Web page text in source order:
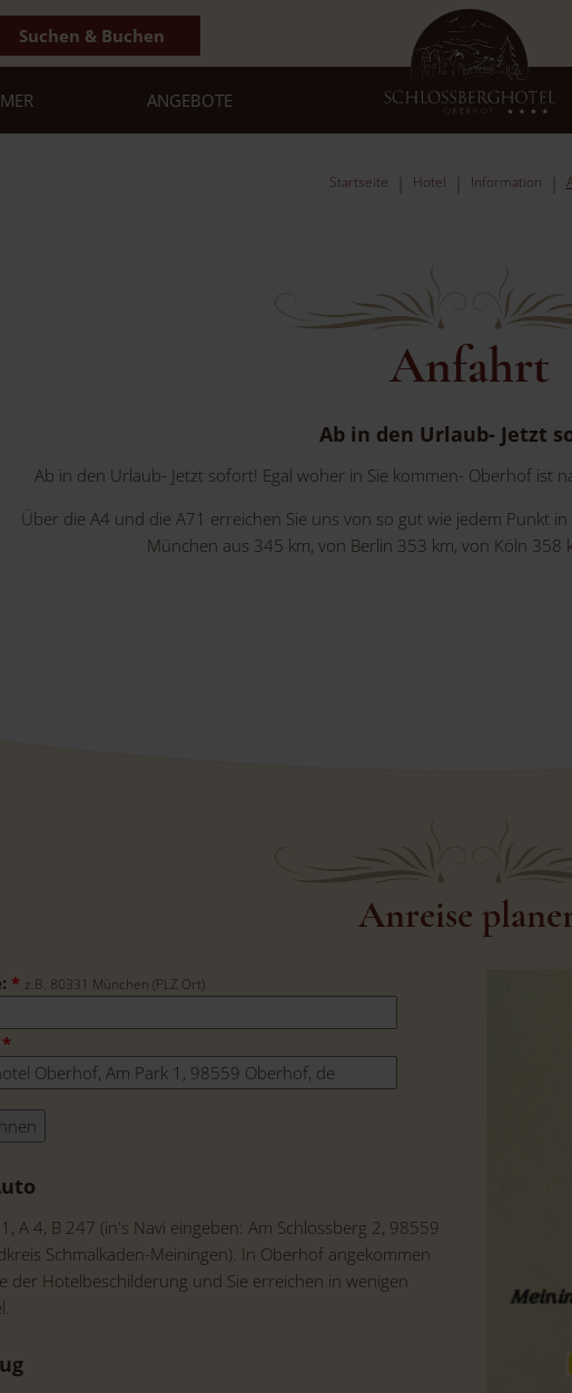
Suchen & Buchen
ANGEBOTE
Startseite Hotel Information
Anfahrt
Ab in den Urlaub- Jetzt
Ab in den Urlaub- Jetzt sofort! Egal woher in Sie kommen- Oberhof ist
Über die A4 und die A71 erreichen Sie uns von so gut wie jedem Punkt
München aus 345 km, von Berlin 353 km, von Köln 358
Anreise
* z.B. 80331 München (PLZ Ort)
*
A 4, B 247 (in's Navi eingeben: Am Schlossberg 2, 98559
Schmalkaden-Meiningen). In Oberhof angekommen
der Hotelbeschilderung und Sie erreichen in wenigen